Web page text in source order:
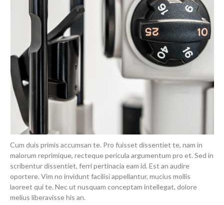
Cum duis primis accumsan te. Pro fuisset dissentiet te, nam in
malorum reprimique, recteque pericula argumentum pro et. Sed in
scribentur dissentiet, ferri pertinacia eam id. Est an audire
oportere. Vim no invidunt facilisi appellantur, mucius mollis
laoreet qui te. Nec ut nusquam conceptam intellegat, dolore
melius liberavisse his an.